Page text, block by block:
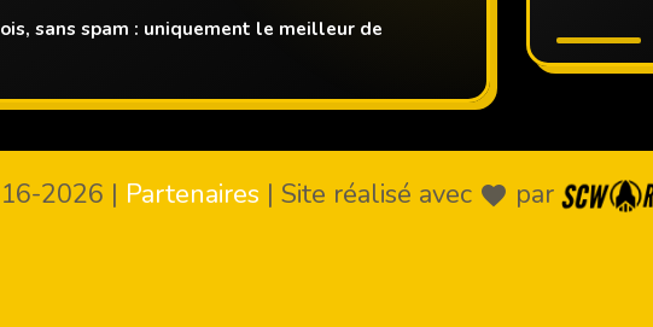
sans spam : uniquement le meilleur de
2026 | Partenaires | Site réalisé avec par